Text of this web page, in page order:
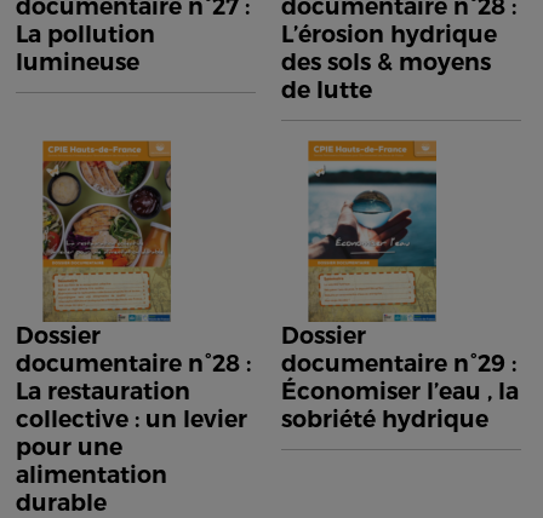
documentaire n°27 :
La pollution
lumineuse
documentaire n°28 :
L’érosion hydrique
des sols & moyens
de lutte
Dossier
documentaire n°28 :
La restauration
collective : un levier
pour une
alimentation
durable
Dossier
documentaire n°29 :
Économiser l’eau , la
sobriété hydrique